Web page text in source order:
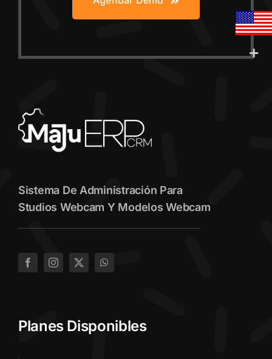
Sistema De Administración Para
Studios Webcam Y Modelos Webcam
Planes Disponibles